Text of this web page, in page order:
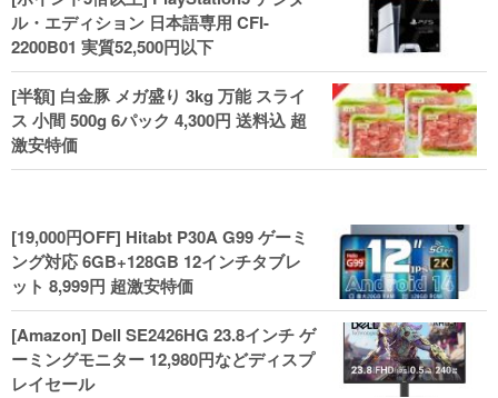
ル・エディション 日本語専用 CFI-
2200B01 実質52,500円以下
[半額] 白金豚 メガ盛り 3kg 万能 スライ
ス 小間 500g 6パック 4,300円 送料込 超
激安特価
[19,000円OFF] Hitabt P30A G99 ゲーミ
ング対応 6GB+128GB 12インチタブレ
ット 8,999円 超激安特価
[Amazon] Dell SE2426HG 23.8インチ ゲ
ーミングモニター 12,980円などディスプ
レイセール